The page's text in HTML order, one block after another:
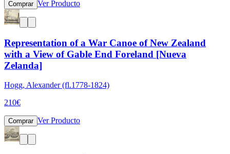
Comprar Ver Producto
Representation of a War Canoe of New Zealand
with a View of Gable End Foreland [Nueva
Zelanda]
Hogg, Alexander (fl.1778-1824)
210€
Comprar Ver Producto